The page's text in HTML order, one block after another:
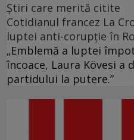
Ştiri care merită citite
Cotidianul francez La
luptei anti-corupţie în
„Emblemă a luptei
încoace, Laura Kövesi a
partidului la putere.”